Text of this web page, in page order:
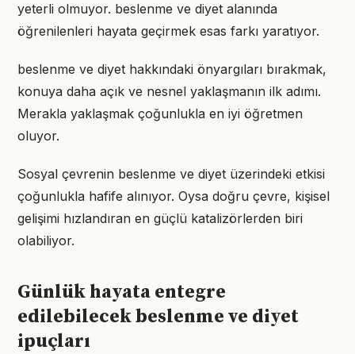
yeterli olmuyor. beslenme ve diyet alanında
öğrenilenleri hayata geçirmek esas farkı yaratıyor.
beslenme ve diyet hakkındaki önyargıları bırakmak,
konuya daha açık ve nesnel yaklaşmanın ilk adımı.
Merakla yaklaşmak çoğunlukla en iyi öğretmen
oluyor.
Sosyal çevrenin beslenme ve diyet üzerindeki etkisi
çoğunlukla hafife alınıyor. Oysa doğru çevre, kişisel
gelişimi hızlandıran en güçlü katalizörlerden biri
olabiliyor.
Günlük hayata entegre
edilebilecek beslenme ve diyet
ipuçları